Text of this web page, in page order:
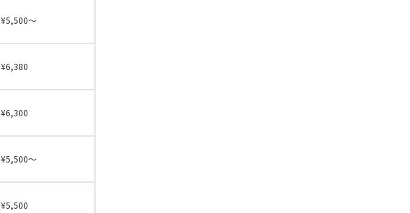
¥5,500～
¥6,380
¥6,300
¥5,500～
¥5,500